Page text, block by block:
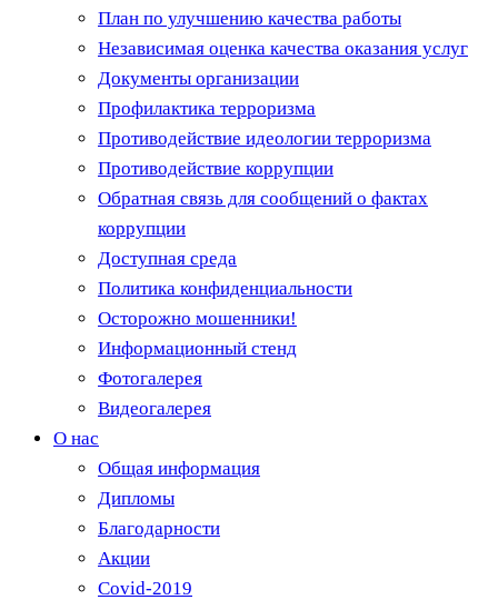
План по улучшению качества работы
Независимая оценка качества оказания услуг
Документы организации
Профилактика терроризма
Противодействие идеологии терроризма
Противодействие коррупции
Обратная связь для сообщений о фактах
коррупции
Доступная среда
Политика конфиденциальности
Осторожно мошенники!
Информационный стенд
Фотогалерея
Видеогалерея
О нас
Общая информация
Дипломы
Благодарности
Акции
Covid-2019